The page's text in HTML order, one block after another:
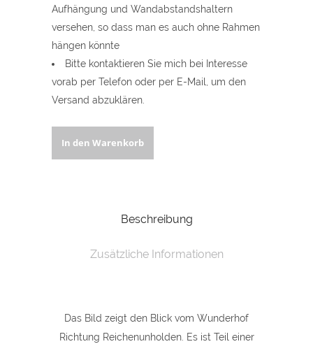
Aufhängung und Wandabstandshaltern
versehen, so dass man es auch ohne Rahmen
hängen könnte
Bitte kontaktieren Sie mich bei Interesse
vorab per Telefon oder per E-Mail, um den
Versand abzuklären.
Sonnenuntergang
In den Warenkorb
Beschreibung
Zusätzliche Informationen
Das Bild zeigt den Blick vom Wunderhof
Richtung Reichenunholden. Es ist Teil einer